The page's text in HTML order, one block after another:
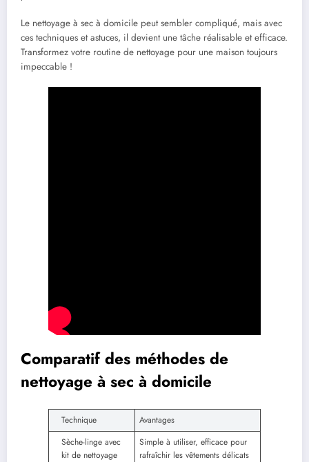
Le nettoyage à sec à domicile peut sembler compliqué, mais avec
ces techniques et astuces, il devient une tâche réalisable et efficace.
Transformez votre routine de nettoyage pour une maison toujours
impeccable !
Comparatif des méthodes de
nettoyage à sec à domicile
Technique
Avantages
Sèche-linge avec
kit de nettoyage
Simple à utiliser, efficace pour
rafraîchir les vêtements délicats